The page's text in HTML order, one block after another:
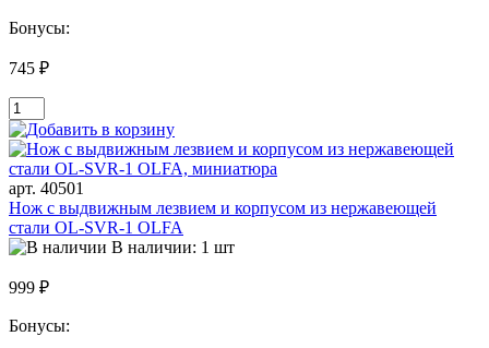
Бонусы:
745 ₽
арт. 40501
Нож с выдвижным лезвием и корпусом из нержавеющей
стали OL-SVR-1 OLFA
В наличии: 1 шт
999 ₽
Бонусы: